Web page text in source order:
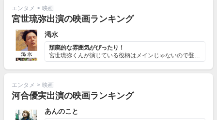
エンタメ > 映画
宮世琉弥出演の映画ランキング
渇水
頽廃的な雰囲気がぴったり！
宮世琉弥くんが演じている役柄はメインじゃないので登場時...
エンタメ > 映画
河合優実出演の映画ランキング
あんのこと